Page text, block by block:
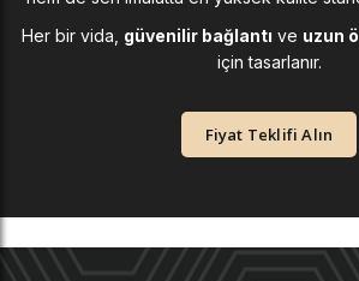
Her bir vida, güvenilir bağlantı ve uzun
için tasarlanır.
Fiyat Teklifi Alın